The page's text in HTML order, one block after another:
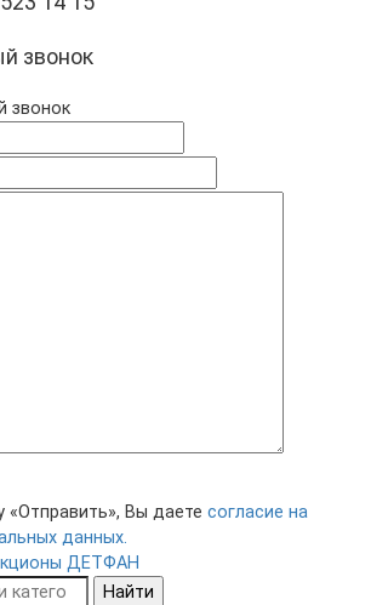
звонок
звонок
«Отправить», Вы даете согласие на
данных.
Найти